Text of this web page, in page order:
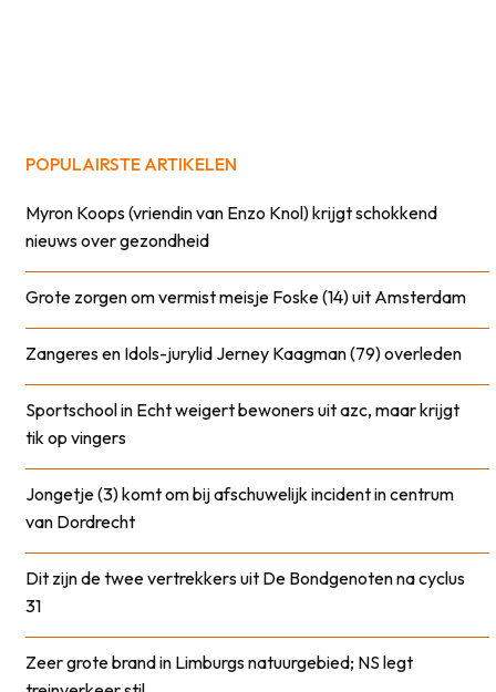
POPULAIRSTE ARTIKELEN
Myron Koops (vriendin van Enzo Knol) krijgt schokkend
nieuws over gezondheid
Grote zorgen om vermist meisje Foske (14) uit Amsterdam
Zangeres en Idols-jurylid Jerney Kaagman (79) overleden
Sportschool in Echt weigert bewoners uit azc, maar krijgt
tik op vingers
Jongetje (3) komt om bij afschuwelijk incident in centrum
van Dordrecht
Dit zijn de twee vertrekkers uit De Bondgenoten na cyclus
31
Zeer grote brand in Limburgs natuurgebied; NS legt